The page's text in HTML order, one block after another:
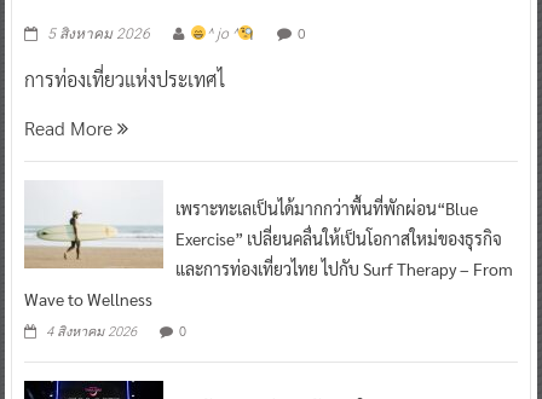
5 สิงหาคม 2026 ^ jo ^ 0
การท่องเที่ยวแห่งประเทศไ
Read More
เพราะทะเลเป็นได้มากกว่าพื้นที่พักผ่อน“Blue
Exercise” เปลี่ยนคลื่นให้เป็นโอกาสใหม่ของธุรกิจ
และการท่องเที่ยวไทย ไปกับ Surf Therapy – From
Wave to Wellness
4 สิงหาคม 2026 0